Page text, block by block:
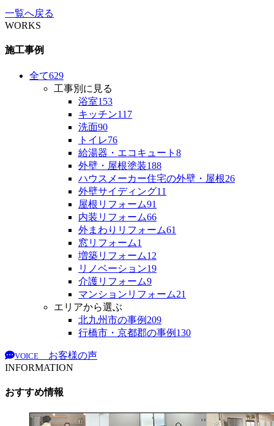
一覧へ戻る
WORKS
施工事例
全て629
工事別に見る
浴室153
キッチン117
洗面90
トイレ76
給湯器・エコキュート 8
外壁・屋根塗装188
ハウスメーカー住宅の外壁・屋根26
外壁サイディング11
屋根リフォーム91
内装リフォーム66
外まわりリフォーム61
窓リフォーム1
増築リフォーム12
リノベーション19
介護リフォーム9
マンションリフォーム21
エリアから選ぶ
北九州市の事例 209
行橋市・京都郡の事例 130
VOICE
お客様の声
INFORMATION
おすすめ情報